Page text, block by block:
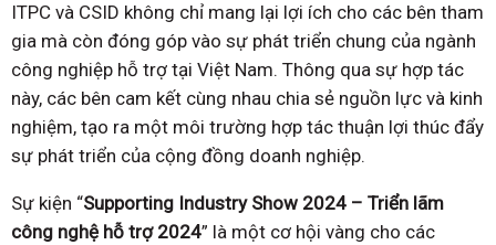
ITPC và CSID không chỉ mang lại lợi ích cho các bên tham
gia mà còn đóng góp vào sự phát triển chung của ngành
công nghiệp hỗ trợ tại Việt Nam. Thông qua sự hợp tác
này, các bên cam kết cùng nhau chia sẻ nguồn lực và kinh
nghiệm, tạo ra một môi trường hợp tác thuận lợi thúc đẩy
sự phát triển của cộng đồng doanh nghiệp.
Sự kiện “Supporting Industry Show 2024 – Triển lãm
công nghệ hỗ trợ 2024” là một cơ hội vàng cho các